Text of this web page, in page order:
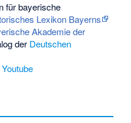
für bayerische
Lexikon Bayerns
Akademie der
der Deutschen
Youtube